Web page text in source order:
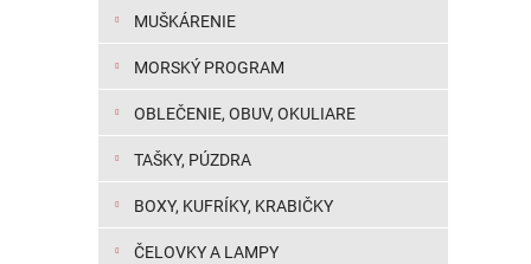
MUŠKÁRENIE
MORSKÝ PROGRAM
OBLEČENIE, OBUV, OKULIARE
TAŠKY, PÚZDRA
BOXY, KUFRÍKY, KRABIČKY
ČELOVKY A LAMPY